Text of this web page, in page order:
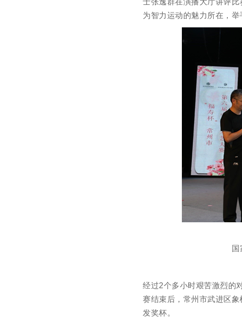
士张逸群在演播大厅讲评
为智力运动的魅力所在，
经过2个多小时艰苦激烈的
赛结束后，常州市武进区
发奖杯。